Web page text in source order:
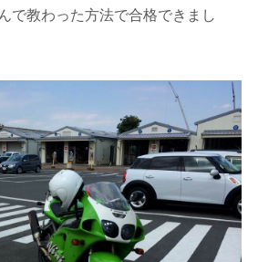
で教わった方法で合格できまし